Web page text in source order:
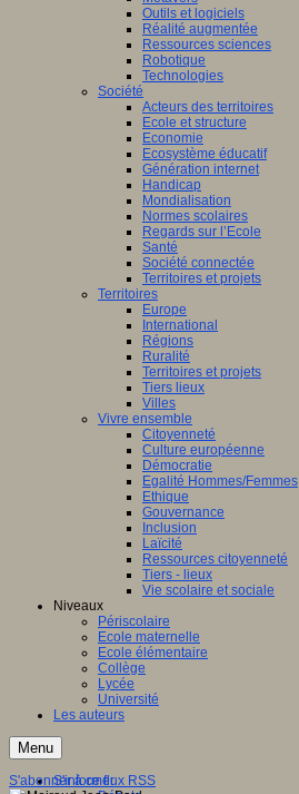
Outils et logiciels
Réalité augmentée
Ressources sciences
Robotique
Technologies
Société
Acteurs des territoires
Ecole et structure
Economie
Ecosystème éducatif
Génération internet
Handicap
Mondialisation
Normes scolaires
Regards sur l’Ecole
Santé
Société connectée
Territoires et projets
Territoires
Europe
International
Régions
Ruralité
Territoires et projets
Tiers lieux
Villes
Vivre ensemble
Citoyenneté
Culture européenne
Démocratie
Egalité Hommes/Femmes
Ethique
Gouvernance
Inclusion
Laïcité
Ressources citoyenneté
Tiers - lieux
Vie scolaire et sociale
Niveaux
Périscolaire
Ecole maternelle
Ecole élémentaire
Collège
Lycée
Université
Les auteurs
Menu
S'informer
S'abonner à ce flux RSS